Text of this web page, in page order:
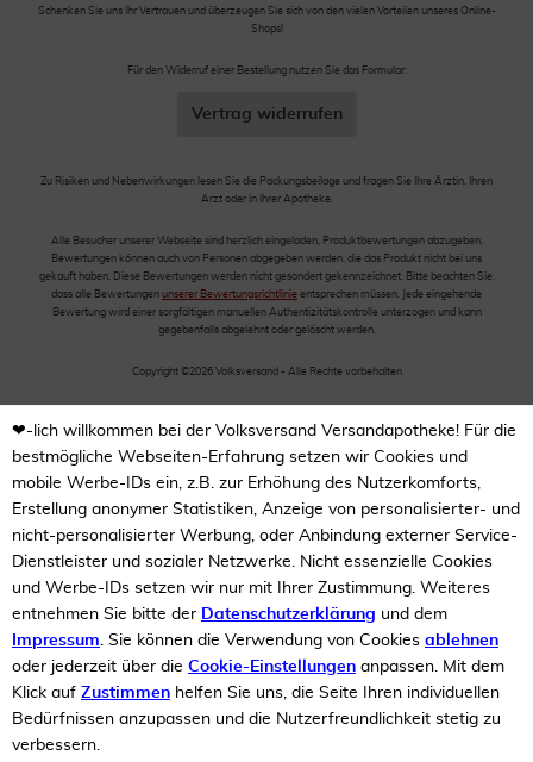
Schenken Sie uns Ihr Vertrauen und überzeugen Sie sich von den vielen Vorteilen unseres Online-
Shops!
Für den Widerruf einer Bestellung nutzen Sie das Formular:
Vertrag widerrufen
Zu Risiken und Nebenwirkungen lesen Sie die Packungsbeilage und fragen Sie Ihre Ärztin, Ihren
Arzt oder in Ihrer Apotheke.
Alle Besucher unserer Webseite sind herzlich eingeladen, Produktbewertungen abzugeben.
Bewertungen können auch von Personen abgegeben werden, die das Produkt nicht bei uns
gekauft haben. Diese Bewertungen werden nicht gesondert gekennzeichnet. Bitte beachten Sie,
dass alle Bewertungen unserer Bewertungsrichtlinie entsprechen müssen. Jede eingehende
Bewertung wird einer sorgfältigen manuellen Authentizitätskontrolle unterzogen und kann
gegebenfalls abgelehnt oder gelöscht werden.
Copyright ©2026 Volksversand - Alle Rechte vorbehalten
❤-lich willkommen bei der Volksversand Versandapotheke! Für die
bestmögliche Webseiten-Erfahrung setzen wir Cookies und
mobile Werbe-IDs ein, z.B. zur Erhöhung des Nutzerkomforts,
Erstellung anonymer Statistiken, Anzeige von personalisierter- und
nicht-personalisierter Werbung, oder Anbindung externer Service-
Dienstleister und sozialer Netzwerke. Nicht essenzielle Cookies
und Werbe-IDs setzen wir nur mit Ihrer Zustimmung. Weiteres
entnehmen Sie bitte der Datenschutzerklärung und dem
Impressum. Sie können die Verwendung von Cookies ablehnen
oder jederzeit über die Cookie-Einstellungen anpassen. Mit dem
Klick auf Zustimmen helfen Sie uns, die Seite Ihren individuellen
Bedürfnissen anzupassen und die Nutzerfreundlichkeit stetig zu
verbessern.